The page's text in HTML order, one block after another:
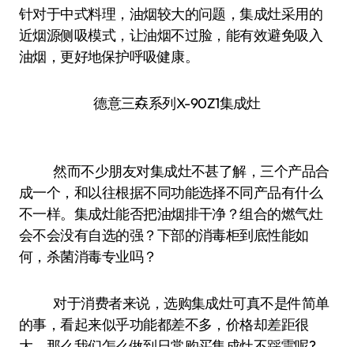
针对于中式料理，油烟较大的问题，集成灶采用的
近烟源侧吸模式，让油烟不过脸，能有效避免吸入
油烟，更好地保护呼吸健康。
德意三𡘙系列X-90Z1集成灶
然而不少朋友对集成灶不甚了解，三个产品合
成一个，和以往根据不同功能选择不同产品有什么
不一样。集成灶能否把油烟排干净？组合的燃气灶
会不会没有自选的强？下部的消毒柜到底性能如
何，杀菌消毒专业吗？
对于消费者来说，选购集成灶可真不是件简单
的事，看起来似乎功能都差不多，价格却差距很